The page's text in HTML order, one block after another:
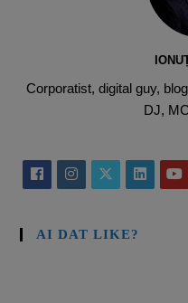
Corporatist, digital guy,
DJ,
AI DAT LIKE?